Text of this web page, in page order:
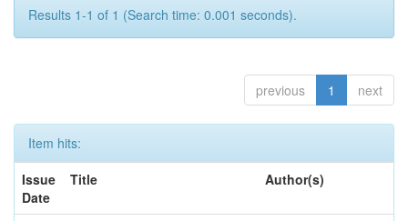
Results 1-1 of 1 (Search time: 0.001 seconds).
previous 1 next
Item hits:
Issue
Date
Title Author(s)